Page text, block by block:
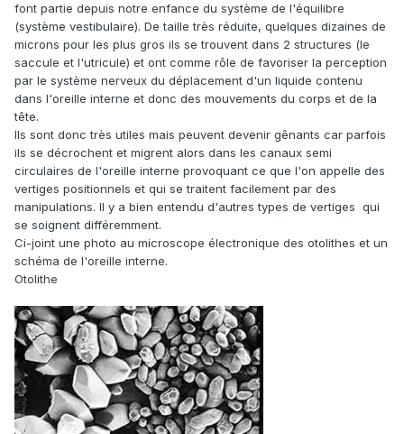
font partie depuis notre enfance du système de l'équilibre
(système vestibulaire). De taille très réduite, quelques dizaines de
microns pour les plus gros ils se trouvent dans 2 structures (le
saccule et l'utricule) et ont comme rôle de favoriser la perception
par le système nerveux du déplacement d'un liquide contenu
dans l'oreille interne et donc des mouvements du corps et de la
tête.
Ils sont donc très utiles mais peuvent devenir gênants car parfois
ils se décrochent et migrent alors dans les canaux semi
circulaires de l'oreille interne provoquant ce que l'on appelle des
vertiges positionnels et qui se traitent facilement par des
manipulations. Il y a bien entendu d'autres types de vertiges qui
se soignent différemment.
Ci-joint une photo au microscope électronique des otolithes et un
schéma de l'oreille interne.
Otolithe